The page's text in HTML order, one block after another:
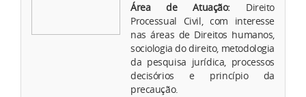
Área de Atuação:
Direito
Processual Civil, com interesse
nas áreas de Direitos humanos,
sociologia do direito, metodologia
da pesquisa jurídica, processos
decisórios e princípio da
precaução.